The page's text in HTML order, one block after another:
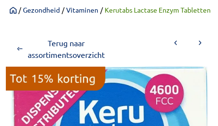
Home
/ Gezondheid / Vitaminen / Kerutabs Lactase Enzym Tabletten
Terug naar
assortimentsoverzicht